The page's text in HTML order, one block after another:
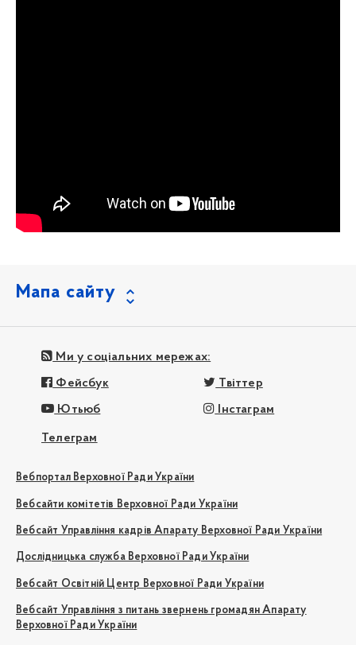
Мапа сайту
Ми у соціальних мережах:
Фейсбук Твіттер
Ютьюб Інстаграм
Телеграм
Вебпортал Верховної Ради України
Вебсайти комітетів Верховної Ради України
Вебсайт Управління кадрів Апарату Верховної Ради України
Дослідницька служба Верховної Ради України
Вебсайт Освітній Центр Верховної Ради України
Вебсайт Управління з питань звернень громадян Апарату
Верховної Ради України